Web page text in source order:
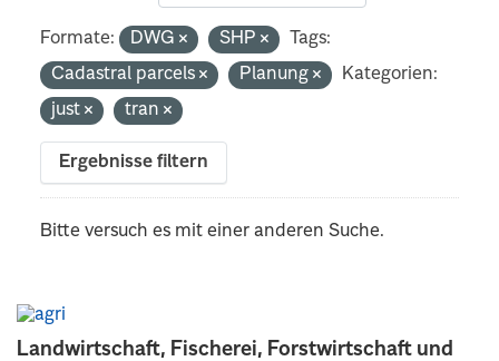
Landwirtschaft, Fischerei, Forstwirtschaft und
Formate: DWG SHP
Tags:
Cadastral parcels
Planung
Kategorien:
just
tran
Ergebnisse filtern
Bitte versuch es mit einer anderen Suche.